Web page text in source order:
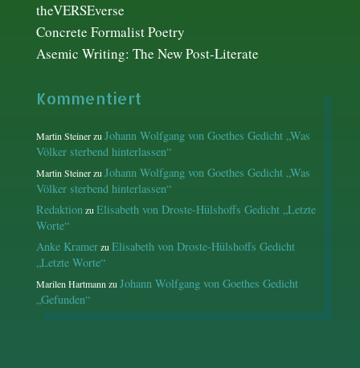
theVERSEverse
Concrete Formalist Poetry
Asemic Writing: The New Post-Literate
Kommentiert
Martin SteinerzuJohann Wolfgang von Goethes Gedicht „Was
Völker sterbend hinterlassen“
Martin SteinerzuJohann Wolfgang von Goethes Gedicht „Was
Völker sterbend hinterlassen“
RedaktionzuElisabeth von Droste-Hülshoffs Gedicht „Letzte
Worte“
Anke KramerzuElisabeth von Droste-Hülshoffs Gedicht
„Letzte Worte“
Marilen HartmannzuJohann Wolfgang von Goethes Gedicht
„Gefunden“